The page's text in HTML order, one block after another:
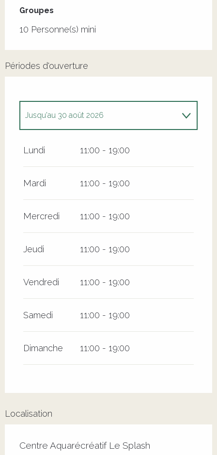
Groupes
Groupes
10 Personne(s) mini
Périodes d'ouverture
Jusqu'au 30 août 2026
Lundi 11:00 - 19:00
Mardi 11:00 - 19:00
Mercredi 11:00 - 19:00
Jeudi 11:00 - 19:00
Vendredi 11:00 - 19:00
Samedi 11:00 - 19:00
Dimanche 11:00 - 19:00
Localisation
Centre Aquarécréatif Le Splash